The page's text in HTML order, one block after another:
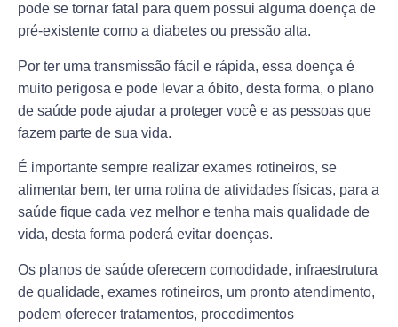
pode se tornar fatal para quem possui alguma doença de
pré-existente como a diabetes ou pressão alta.
Por ter uma transmissão fácil e rápida, essa doença é
muito perigosa e pode levar a óbito, desta forma, o plano
de saúde pode ajudar a proteger você e as pessoas que
fazem parte de sua vida.
É importante sempre realizar exames rotineiros, se
alimentar bem, ter uma rotina de atividades físicas, para a
saúde fique cada vez melhor e tenha mais qualidade de
vida, desta forma poderá evitar doenças.
Os planos de saúde oferecem comodidade, infraestrutura
de qualidade, exames rotineiros, um pronto atendimento,
podem oferecer tratamentos, procedimentos